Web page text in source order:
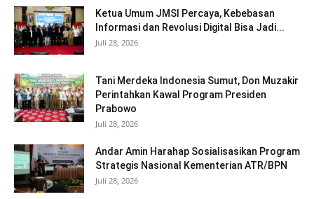
Ketua Umum JMSI Percaya, Kebebasan
Informasi dan Revolusi Digital Bisa Jadi...
Juli 28, 2026
Tani Merdeka Indonesia Sumut, Don Muzakir
Perintahkan Kawal Program Presiden
Prabowo
Juli 28, 2026
Andar Amin Harahap Sosialisasikan Program
Strategis Nasional Kementerian ATR/BPN
Juli 28, 2026